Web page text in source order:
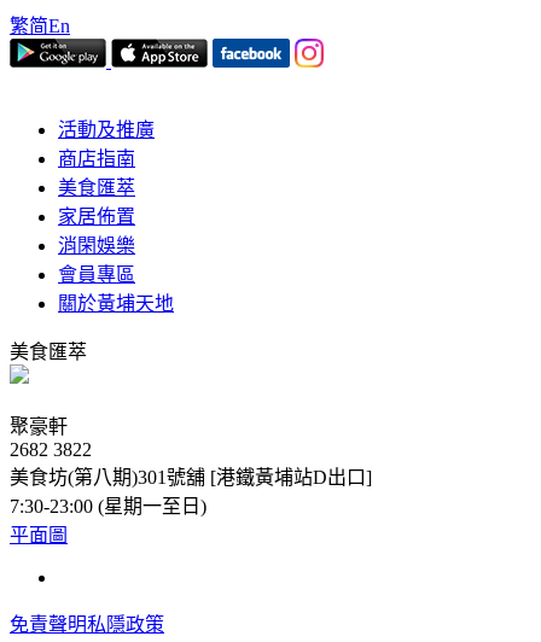
繁简En
活動及推廣
商店指南
美食匯萃
家居佈置
消閑娛樂
會員專區
關於黃埔天地
美食匯萃
聚豪軒
2682 3822
美食坊(第八期)301號舖 [港鐵黃埔站D出口]
7:30-23:00 (星期一至日)
平面圖
免責聲明私隱政策